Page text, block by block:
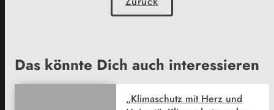
Das könnte Dich auch interessieren
„Klimaschutz mit Herz und